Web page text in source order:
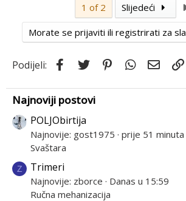
1 of 2 Slijedeći
Morate se prijaviti ili registrirati za
Podijeli: Facebook
Twitter PinterestWhatsApp
Email
Najnoviji postovi
POLJObirtija
Najnovije: gost1975 prije 51 minuta
Svaštara
Z Trimeri
Najnovije: zborce
Danas u 15:59
Ručna mehanizacija